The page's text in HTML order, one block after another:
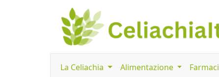
La Celiachia Alimentazione Farmaci